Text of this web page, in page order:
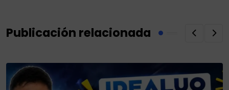
Publicación relacionada